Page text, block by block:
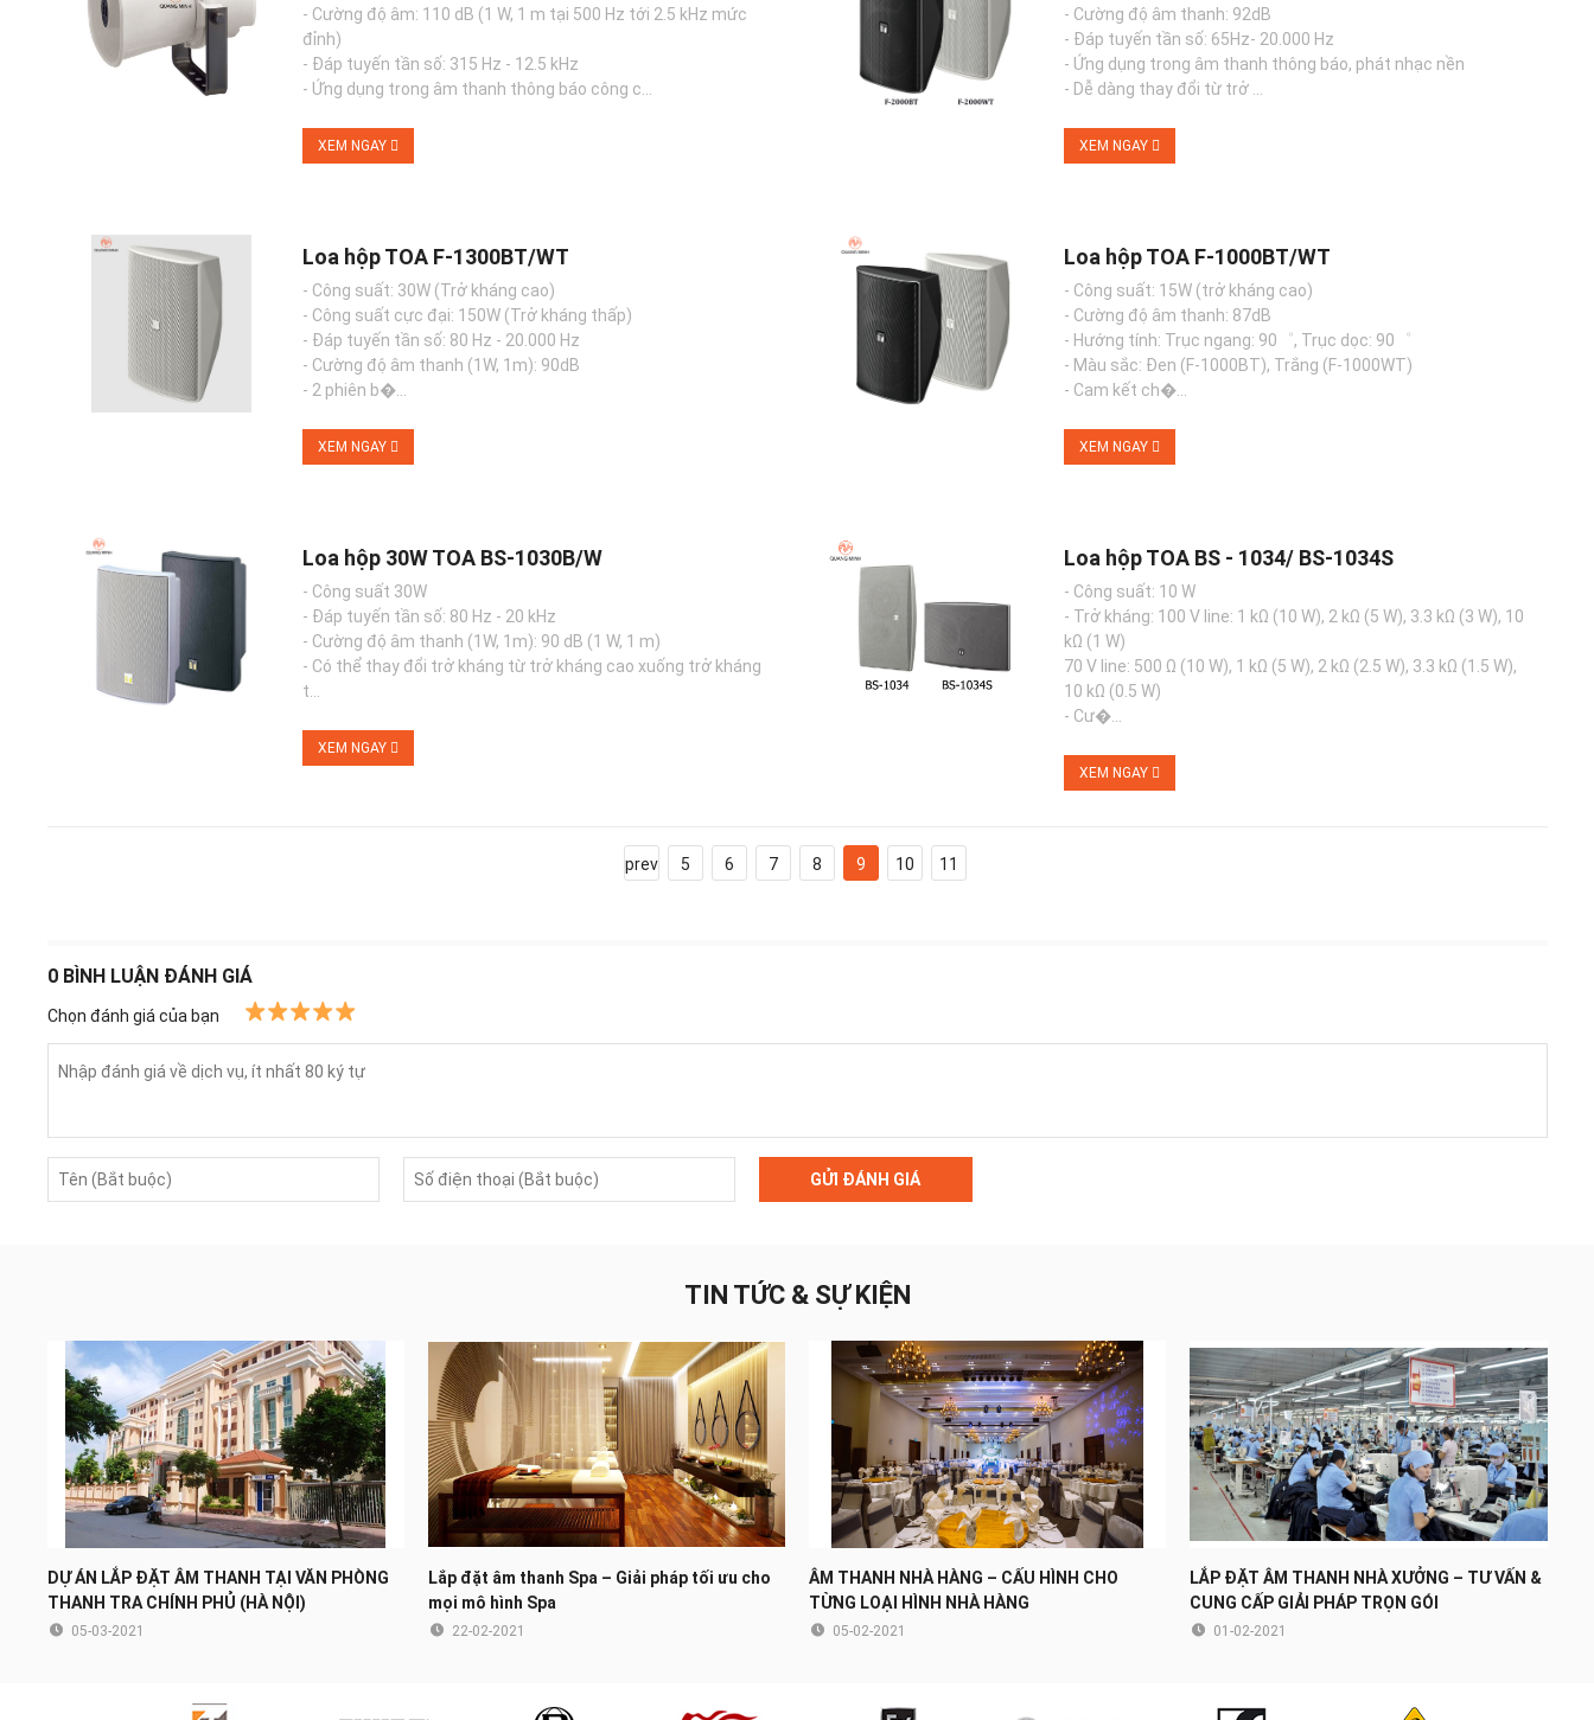
- Cường độ âm: 110 dB (1 W, 1 m tại 500 Hz tới 2.5 kHz mức
đỉnh)
- Đáp tuyến tần số: 315 Hz - 12.5 kHz
- Ứng dụng trong âm thanh thông báo công c...
XEM NGAY
- Cường độ âm thanh: 92dB
- Đáp tuyến tần số: 65Hz- 20.000 Hz
- Ứng dụng trong âm thanh thông báo, phát nhạc nền
- Dễ dàng thay đổi từ trở ...
XEM NGAY
Loa hộp TOA F-1300BT/WT
- Công suất: 30W (Trở kháng cao)
- Công suất cực đại: 150W (Trở kháng thấp)
- Đáp tuyến tần số: 80 Hz - 20.000 Hz
- Cường độ âm thanh (1W, 1m): 90dB
- 2 phiên b�...
XEM NGAY
Loa hộp TOA F-1000BT/WT
- Công suất: 15W (trở kháng cao)
- Cường độ âm thanh: 87dB
- Hướng tính: Trục ngang: 90゜, Trục dọc: 90゜
- Màu sắc: Đen (F-1000BT), Trắng (F-1000WT)
- Cam kết ch�...
XEM NGAY
Loa hộp 30W TOA BS-1030B/W
- Công suất 30W
- Đáp tuyến tần số: 80 Hz - 20 kHz
- Cường độ âm thanh (1W, 1m): 90 dB (1 W, 1 m)
- Có thể thay đổi trở kháng từ trở kháng cao xuống trở kháng
t...
XEM NGAY
Loa hộp TOA BS - 1034/ BS-1034S
- Công suất: 10 W
- Trở kháng: 100 V line: 1 kΩ (10 W), 2 kΩ (5 W), 3.3 kΩ (3 W), 10
kΩ (1 W)
70 V line: 500 Ω (10 W), 1 kΩ (5 W), 2 kΩ (2.5 W), 3.3 kΩ (1.5 W),
10 kΩ (0.5 W)
- Cư�...
XEM NGAY
prev 5 6 7 8 9 10 11
0 BÌNH LUẬN ĐÁNH GIÁ
Chọn đánh giá của bạn
GỬI ĐÁNH GIÁ
TIN TỨC & SỰ KIỆN
DỰ ÁN LẮP ĐẶT ÂM THANH TẠI VĂN PHÒNG
THANH TRA CHÍNH PHỦ (HÀ NỘI)
05-03-2021
Lắp đặt âm thanh Spa – Giải pháp tối ưu cho
mọi mô hình Spa
22-02-2021
ÂM THANH NHÀ HÀNG – CẤU HÌNH CHO
TỪNG LOẠI HÌNH NHÀ HÀNG
05-02-2021
LẮP ĐẶT ÂM THANH NHÀ XƯỞNG – TƯ VẤN &
CUNG CẤP GIẢI PHÁP TRỌN GÓI
01-02-2021